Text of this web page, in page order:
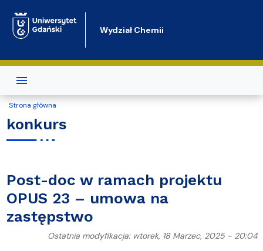
Wydział Chemii
Strona główna
konkurs
Post-doc w ramach projektu
OPUS 23 – umowa na
zastępstwo
Ostatnia modyfikacja: wtorek, 18 Marzec, 2025 - 20:04